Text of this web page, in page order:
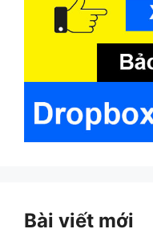
Bài viết mới